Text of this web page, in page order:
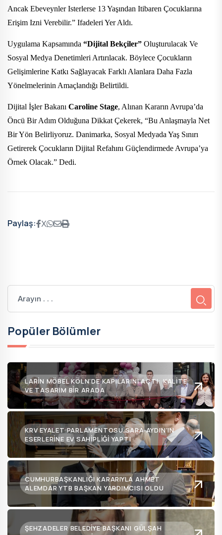
Ancak Ebeveynler Isterlerse 13 Yaşından Itibaren Çocuklarına
Erişim Izni Verebilir.” Ifadeleri Yer Aldı.
Uygulama Kapsamında “dijital Bekçiler” Oluşturulacak Ve
Sosyal Medya Denetimleri Artırılacak. Böylece Çocukların
Gelişimlerine Katkı Sağlayacak Farklı Alanlara Daha Fazla
Yönelmelerinin Amaçlandığı Belirtildi.
Dijital İşler Bakanı Caroline Stage, Alınan Kararın Avrupa’da
Öncü Bir Adım Olduğuna Dikkat Çekerek, “Bu Anlaşmayla Net
Bir Yön Belirliyoruz. Danimarka, Sosyal Medyada Yaş Sınırı
Getirerek Çocukların Dijital Refahını Güçlendirmede Avrupa’ya
Örnek Olacak.” Dedi.
Paylaş: X
Popüler Bölümler
LARIN MÖBEL KÖLN’DE KAPILARINI AÇTI: KALITE
VE TASARIM BIR ARADA
KRV EYALET PARLAMENTOSU SARA AYDIN’IN
ESERLERINE EV SAHIPLIĞI YAPTI
CUMHURBAŞKANLIĞI KARARIYLA AHMET
ALEMDAR YTB BAŞKAN YARDIMCISI OLDU
ŞEHZADELER BELEDIYE BAŞKANI GÜLŞAH